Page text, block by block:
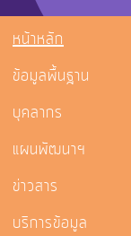
หน้าหลัก
ข้อมูลพื้นฐาน
บุคลากร
แผนพัฒนาฯ
ข่าวสาร
บริการข้อมูล